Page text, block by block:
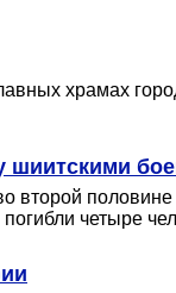
храмах
четыре